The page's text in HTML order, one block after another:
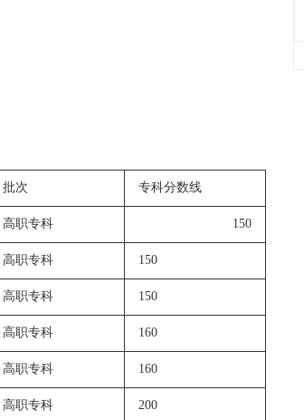
批次 专科分数线
高职专科 150
高职专科 150
高职专科 150
高职专科 160
高职专科 160
高职专科 200